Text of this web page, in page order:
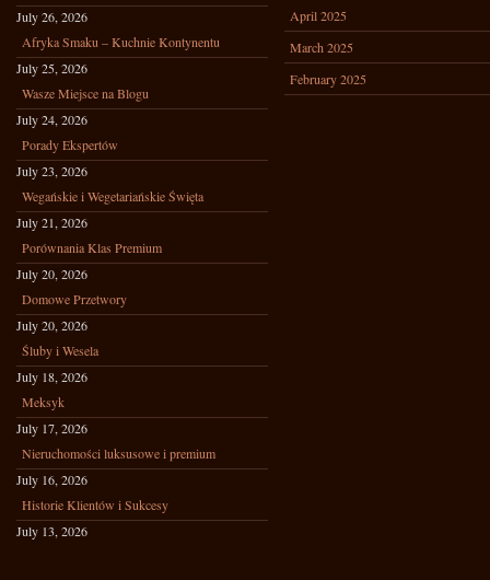
July 26, 2026
Afryka Smaku – Kuchnie Kontynentu
July 25, 2026
Wasze Miejsce na Blogu
July 24, 2026
Porady Ekspertów
July 23, 2026
Wegańskie i Wegetariańskie Święta
July 21, 2026
Porównania Klas Premium
July 20, 2026
Domowe Przetwory
July 20, 2026
Śluby i Wesela
July 18, 2026
Meksyk
July 17, 2026
Nieruchomości luksusowe i premium
July 16, 2026
Historie Klientów i Sukcesy
July 13, 2026
April 2025
March 2025
February 2025